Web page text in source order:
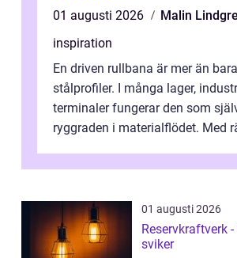
01 augusti 2026
Malin
inspiration
En driven rullbana är mer än
stålprofiler. I många lager,
terminaler fungerar den som
ryggraden i materialflödet. Med
01 augusti 2026
Reservkraftverk
sviker